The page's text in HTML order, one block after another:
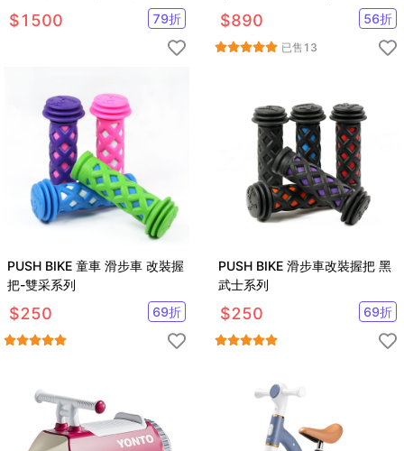
量版打氣輪寬輪胎
$1500 79折 $890 56折
已售 13
PUSH BIKE 童車 滑步車 改裝握
把-雙采系列
$250 69折
PUSH BIKE 滑步車改裝握把 黑
武士系列
$250 69折